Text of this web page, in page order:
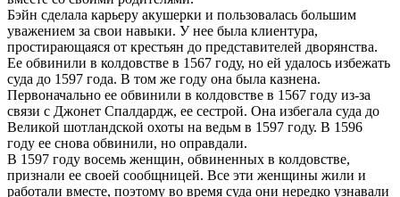
Бэйн сделала карьеру акушерки и пользовалась большим
уважением за свои навыки. У нее была клиентура,
простирающаяся от крестьян до представителей дворянства.
Ее обвинили в колдовстве в 1567 году, но ей удалось избежать
суда до 1597 года. В том же году она была казнена.
Первоначально ее обвинили в колдовстве в 1567 году из-за
связи с Джонет Спалдардж, ее сестрой. Она избегала суда до
Великой шотландской охоты на ведьм в 1597 году. В 1596
году ее снова обвинили, но оправдали.
В 1597 году восемь женщин, обвиненных в колдовстве,
признали ее своей сообщницей. Все эти женщины жили и
работали вместе, поэтому во время суда они нередко узнавали